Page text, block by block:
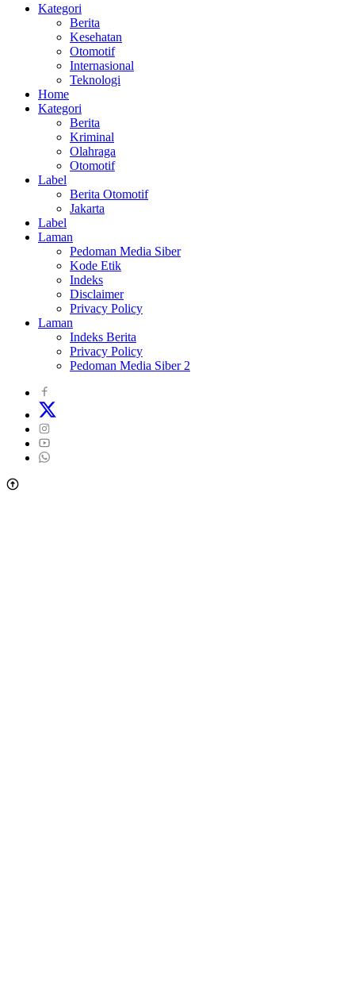
Kategori
Berita
Kesehatan
Otomotif
Internasional
Teknologi
Home
Kategori
Berita
Kriminal
Olahraga
Otomotif
Label
Berita Otomotif
Jakarta
Label
Laman
Pedoman Media Siber
Kode Etik
Indeks
Disclaimer
Privacy Policy
Laman
Indeks Berita
Privacy Policy
Pedoman Media Siber 2